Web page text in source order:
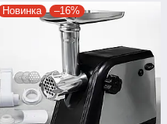
Новинка –16%